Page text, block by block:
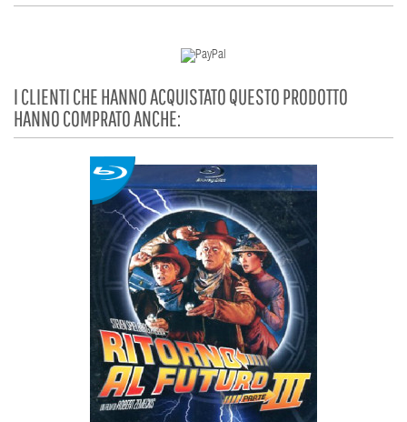
I CLIENTI CHE HANNO ACQUISTATO QUESTO PRODOTTO
HANNO COMPRATO ANCHE: